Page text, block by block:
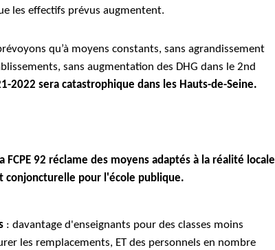
les effectifs prévus augmentent.
qu’à moyens constants, sans agrandissement
sans augmentation des DHG dans le 2nd
2022 sera catastrophique dans les Hauts-de-Seine.
FCPE 92 réclame des moyens adaptés à la réalité locale
conjoncturelle pour l'école publique.
: davantage d'enseignants pour des classes moins
les remplacements, ET des personnels en nombre